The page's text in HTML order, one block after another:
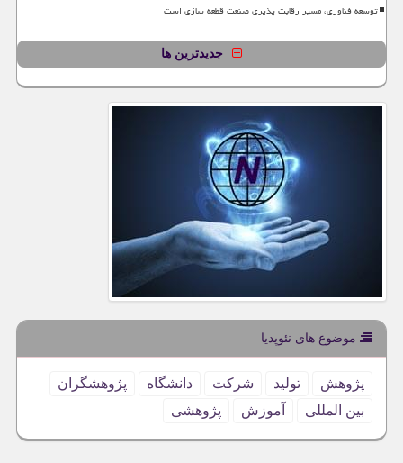
توسعه فناوری، مسیر رقابت پذیری صنعت قطعه سازی است
جدیدترین ها
موضوع های نئوپدیا
پژوهش تولید شركت دانشگاه
پژوهشگران
بین المللی
آموزش پژوهشی